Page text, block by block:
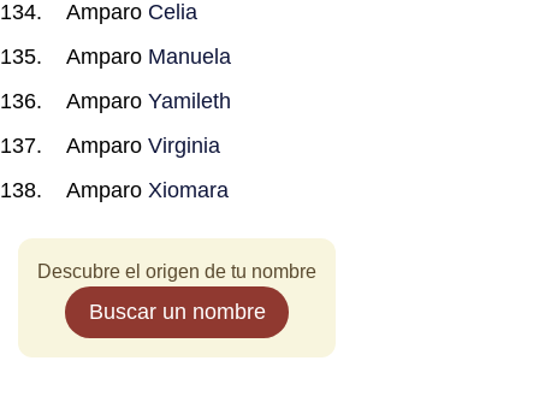
Amparo Celia
Amparo Manuela
Amparo Yamileth
Amparo Virginia
Amparo Xiomara
Descubre el origen de tu nombre
Buscar un nombre